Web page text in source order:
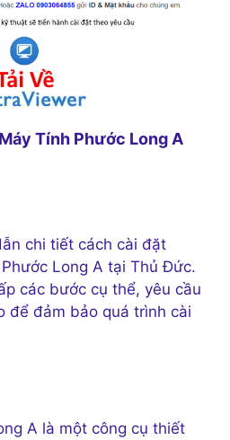
Tính Phước Long A
chi tiết cách cài đặt
Long A tại Thủ Đức.
các bước cụ thể, yêu cầu
để đảm bảo quá trình cài
A là một công cụ thiết